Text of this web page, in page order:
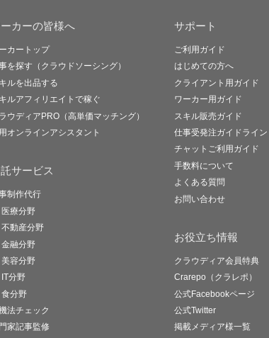
カーの皆様へ
カートップ
を探す（クラウドソーシング）
ルを出品する
ルアフィリエイトで稼ぐ
ウディアPRO（高単価マッチング）
オンラインアシスタント
サービス
制作代行
医療分野
不動産分野
金融分野
美容分野
IT分野
食分野
法チェック
家記事監修
サポート
ご利用ガイド
はじめての方へ
クライアント用ガイド
ワーカー用ガイド
スキル販売ガイド
仕事受発注ガイドライン
チャットご利用ガイド
手数料について
よくある質問
お問い合わせ
お役立ち情報
クラウディア会員特典
Crarepo（クラレポ）
公式Facebookページ
公式Twitter
掲載メディア様一覧